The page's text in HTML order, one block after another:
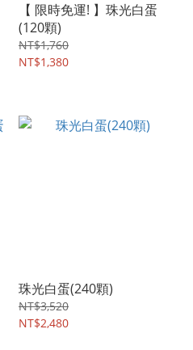
【 限時免運! 】珠光白蛋
(120顆)
NT$1,760
NT$1,380
珠光白蛋(240顆)
NT$3,520
NT$2,480